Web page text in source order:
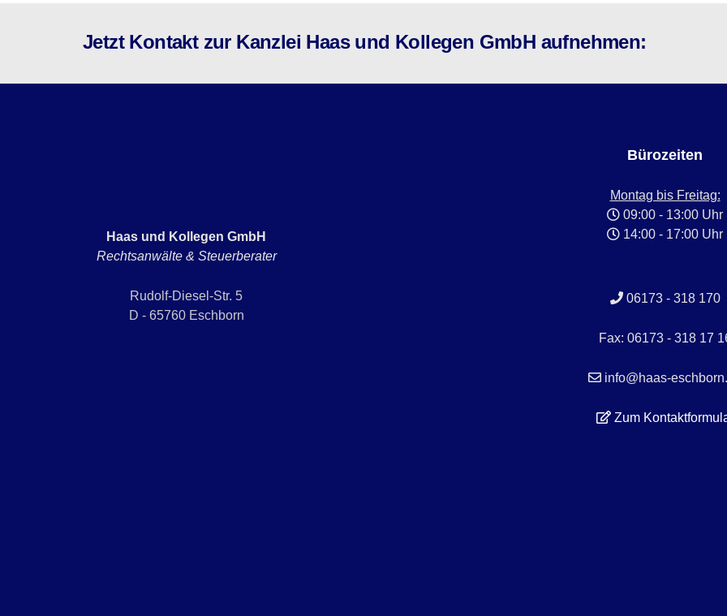
Jetzt Kontakt zur Kanzlei Haas und Kollegen GmbH aufnehmen:
Haas und Kollegen GmbH
Rechtsanwälte & Steuerberater
Rudolf-Diesel-Str. 5
D - 65760 Eschborn
Bürozeiten
Montag bis Freitag:
09:00 - 13:00 Uhr
14:00 - 17:00 Uhr
06173 - 318 170
Fax: 06173 - 318 17
info@haas-
Zum